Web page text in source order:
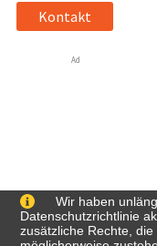
Kontakt
Ad
Wir haben
Datenschutzrichtlinie
zusätzliche Rechte,